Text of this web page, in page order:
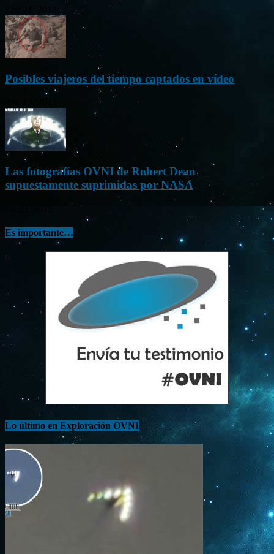
Posibles viajeros del tiempo captados en vídeo
Las fotografías OVNI de Robert Dean
supuestamente suprimidas por NASA
Es importante…
Lo último en Exploración OVNI